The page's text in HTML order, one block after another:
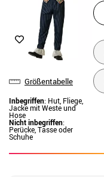
Größentabelle
Inbegriffen: Hut, Fliege,
Jacke mit Weste und
Hose
Nicht inbegriffen:
Perücke, Tasse oder
Schuhe